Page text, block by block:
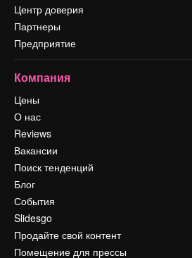
Центр доверия
Партнеры
Предприятие
Компания
Цены
О нас
Reviews
Вакансии
Поиск тенденций
Блог
События
Slidesgo
Продайте свой контент
Помещение для прессы